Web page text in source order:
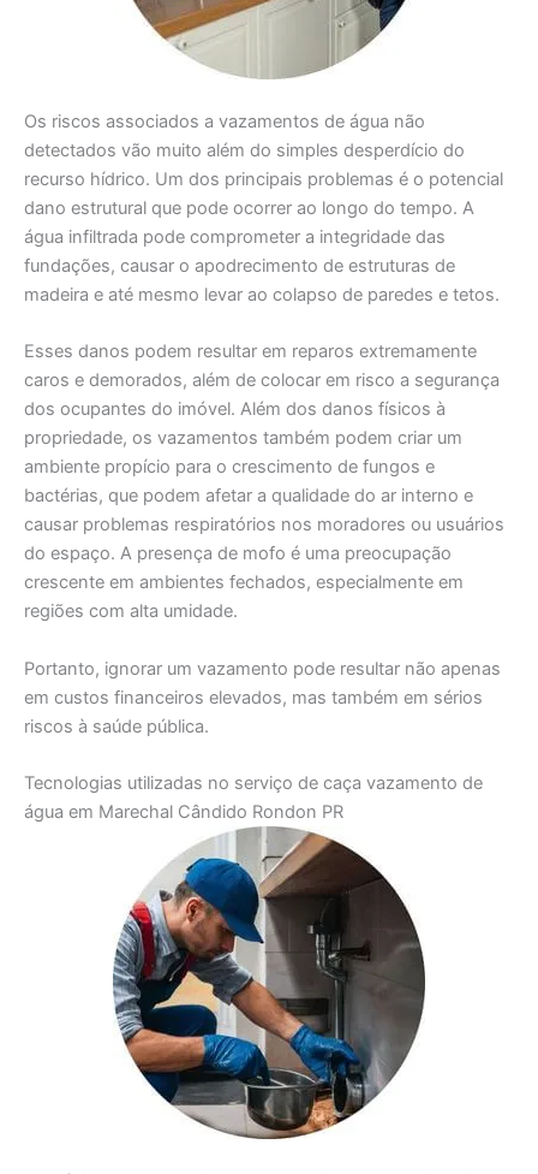
Os riscos associados a vazamentos de água não
detectados vão muito além do simples desperdício do
recurso hídrico. Um dos principais problemas é o potencial
dano estrutural que pode ocorrer ao longo do tempo. A
água infiltrada pode comprometer a integridade das
fundações, causar o apodrecimento de estruturas de
madeira e até mesmo levar ao colapso de paredes e tetos.
Esses danos podem resultar em reparos extremamente
caros e demorados, além de colocar em risco a segurança
dos ocupantes do imóvel. Além dos danos físicos à
propriedade, os vazamentos também podem criar um
ambiente propício para o crescimento de fungos e
bactérias, que podem afetar a qualidade do ar interno e
causar problemas respiratórios nos moradores ou usuários
do espaço. A presença de mofo é uma preocupação
crescente em ambientes fechados, especialmente em
regiões com alta umidade.
Portanto, ignorar um vazamento pode resultar não apenas
em custos financeiros elevados, mas também em sérios
riscos à saúde pública.
Tecnologias utilizadas no serviço de caça vazamento de
água em Marechal Cândido Rondon PR